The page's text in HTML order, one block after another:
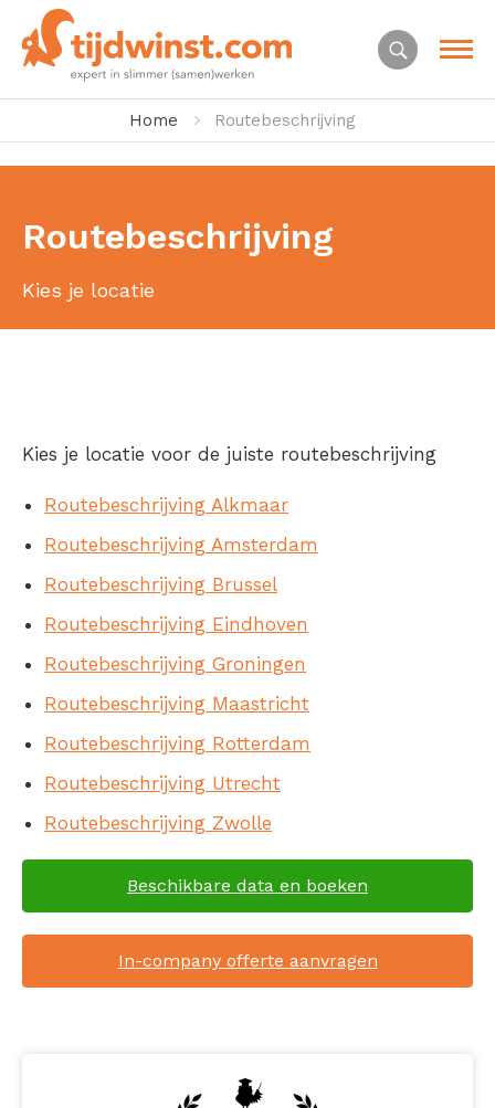
Home Routebeschrijving
Routebeschrijving
Kies je locatie
Kies je locatie voor de juiste routebeschrijving
Routebeschrijving Alkmaar
Routebeschrijving Amsterdam
Routebeschrijving Brussel
Routebeschrijving Eindhoven
Routebeschrijving Groningen
Routebeschrijving Maastricht
Routebeschrijving Rotterdam
Routebeschrijving Utrecht
Routebeschrijving Zwolle
Beschikbare data en boeken
In-company offerte aanvragen